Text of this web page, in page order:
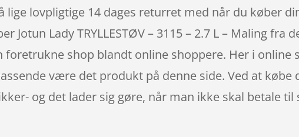
lige lovpligtige 14 dages returret med når du køber
Jotun Lady TRYLLESTØV – 3115 – 2.7 L – Maling fra
shop blandt online shoppere. Her i online
være det produkt på denne side. Ved at købe
og det lader sig gøre, når man ikke skal betale